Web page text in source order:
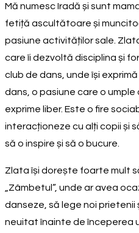
Mă numesc Iradă și sunt
fetiță ascultătoare și
pasiune activităților sale.
care îi dezvoltă disciplina și
club de dans, unde își
dans, o pasiune care o umple
exprime liber. Este o fire
interacționeze cu alți copii și
să o inspire și să o bucure.
Zlata își dorește foarte mult
„Zâmbetul”, unde ar avea
danseze, să lege noi
neuitat înainte de începerea